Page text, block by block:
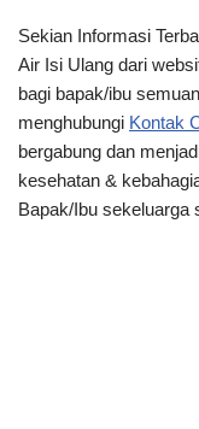
Sekian Informasi
Air Isi Ulang dari
bagi bapak/ibu
menghubungi Kontak
bergabung dan
kesehatan &
Bapak/Ibu sekeluarga